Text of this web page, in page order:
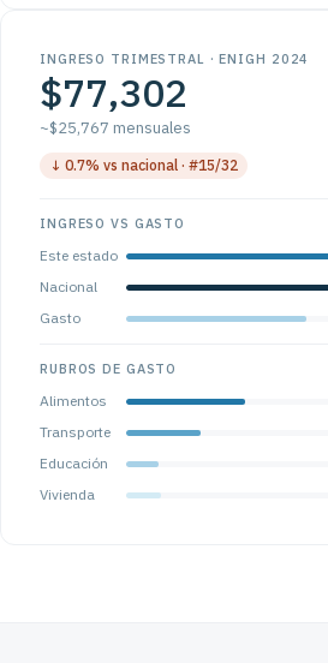
INGRESO TRIMESTRAL · ENIGH 2024
$77,302
~$25,767 mensuales
↓ 0.7% vs nacional · #15/32
INGRESO VS GASTO
Este estado
Nacional
Gasto
RUBROS DE GASTO
Alimentos
Transporte
Educación
Vivienda